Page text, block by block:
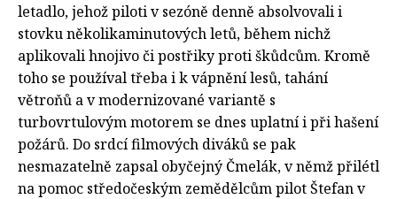
letadlo, jehož piloti v sezóně denně absolvovali i
stovku několikaminutových letů, během nichž
aplikovali hnojivo či postřiky proti škůdcům. Kromě
toho se používal třeba i k vápnění lesů, tahání
větroňů a v modernizované variantě s
turbovrtulovým motorem se dnes uplatní i při hašení
požárů. Do srdcí filmových diváků se pak
nesmazatelně zapsal obyčejný Čmelák, v němž přilétl
na pomoc středočeským zemědělcům pilot Štefan v